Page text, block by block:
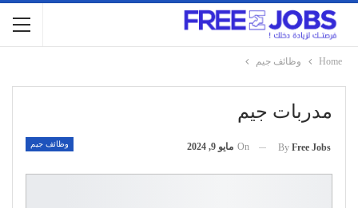
Home وظائف جيم
مدربات جيم
وظائف جيم By Free Jobs
On مايو 9, 2024